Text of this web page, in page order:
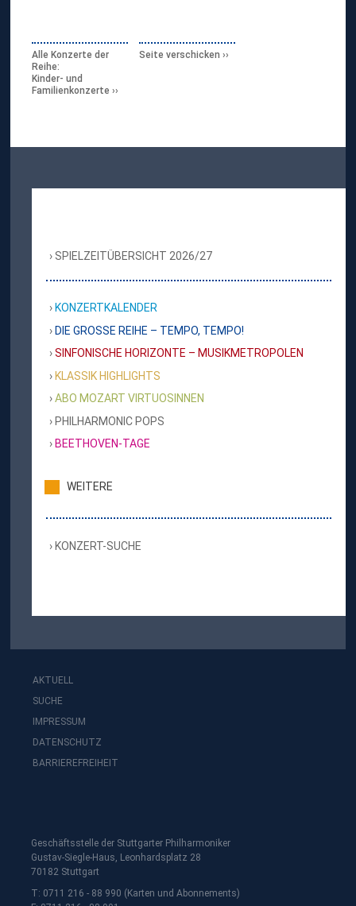
Alle Konzerte der
Reihe:
Kinder- und
Familienkonzerte
Seite verschicken
SPIELZEITÜBERSICHT 2026/27
KONZERTKALENDER
DIE GROSSE REIHE – TEMPO, TEMPO!
SINFONISCHE HORIZONTE – MUSIKMETROPOLEN
KLASSIK HIGHLIGHTS
ABO MOZART VIRTUOSINNEN
PHILHARMONIC POPS
BEETHOVEN-TAGE
WEITERE
KONZERT-SUCHE
AKTUELL
SUCHE
IMPRESSUM
DATENSCHUTZ
BARRIEREFREIHEIT
Geschäftsstelle der Stuttgarter Philharmoniker
Gustav-Siegle-Haus, Leonhardsplatz 28
70182 Stuttgart
T: 0711 216 - 88 990 (Karten und Abonnements)